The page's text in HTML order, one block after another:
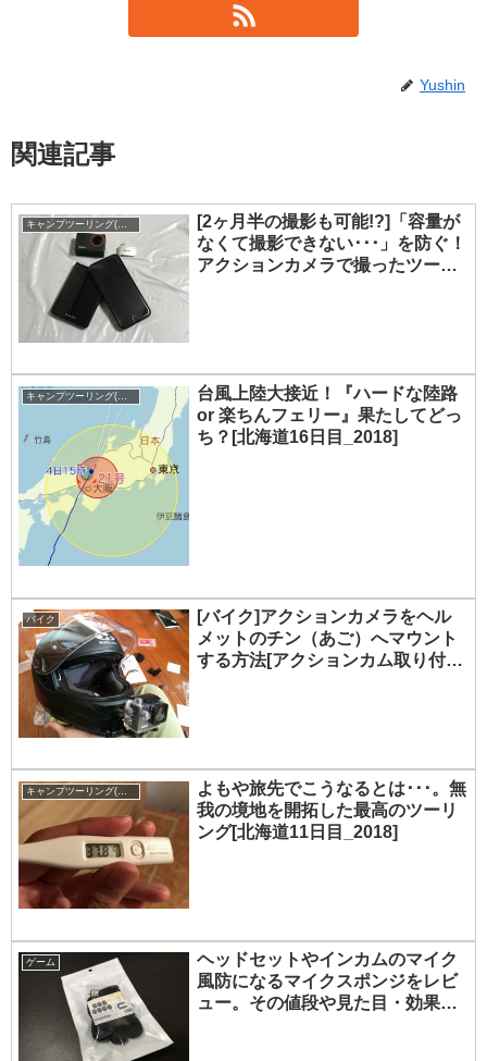
Yushin
関連記事
キャンプツーリング(キャンプ)
[2ヶ月半の撮影も可能!?]「容量が
なくて撮影できない･･･」を防ぐ！
アクションカメラで撮ったツーリ
キャンプツーリング(キャンプ)
台風上陸大接近！『ハードな陸路
or 楽ちんフェリー』果たしてどっ
ち？[北海道16日目_2018]
バイク
[バイク]アクションカメラをヘル
メットのチン（あご）へマウント
する方法[アクションカム取り付
キャンプツーリング(キャンプ)
よもや旅先でこうなるとは･･･。無
我の境地を開拓した最高のツーリ
ング[北海道11日目_2018]
ゲーム
ヘッドセットやインカムのマイク
風防になるマイクスポンジをレビ
ュー。その値段や見た目・効果